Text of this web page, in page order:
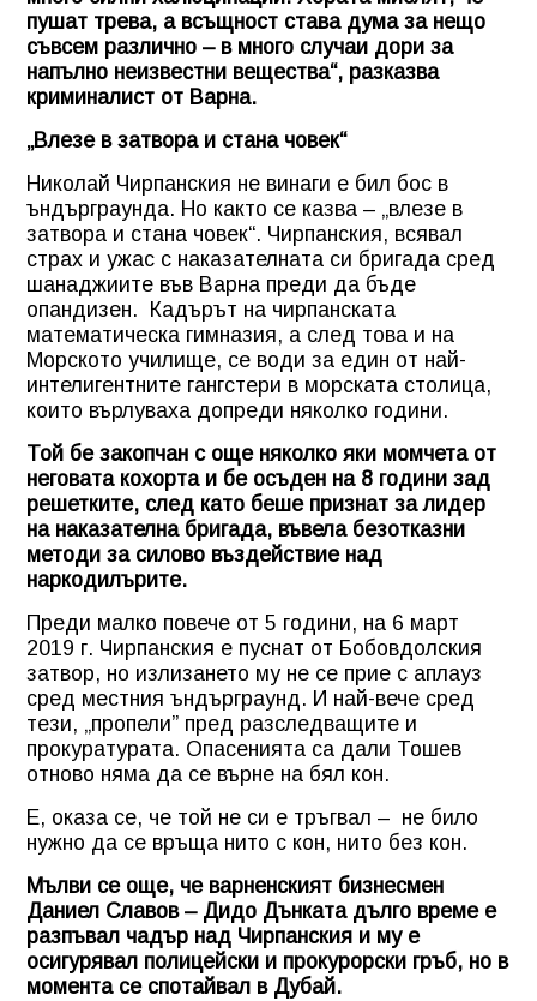
пушат трева, а всъщност става дума за нещо
съвсем различно – в много случаи дори за
напълно неизвестни вещества“, разказва
криминалист от Варна.
„Влезе в затвора и стана човек“
Николай Чирпанския не винаги е бил бос в
ъндърграунда. Но както се казва – „влезе в
затвора и стана човек“. Чирпанския, всявал
страх и ужас с наказателната си бригада сред
шанаджиите във Варна преди да бъде
опандизен. Кадърът на чирпанската
математическа гимназия, а след това и на
Морското училище, се води за един от най-
интелигентните гангстери в морската столица,
които върлуваха допреди няколко години.
Той бе закопчан с още няколко яки момчета от
неговата кохорта и бе осъден на 8 години зад
решетките, след като беше признат за лидер
на наказателна бригада, въвела безотказни
методи за силово въздействие над
наркодилърите.
Преди малко повече от 5 години, на 6 март
2019 г. Чирпанския е пуснат от Бобовдолския
затвор, но излизането му не се прие с аплауз
сред местния ъндърграунд. И най-вече сред
тези, „пропели” пред разследващите и
прокуратурата. Опасенията са дали Тошев
отново няма да се върне на бял кон.
Е, оказа се, че той не си е тръгвал – не било
нужно да се връща нито с кон, нито без кон.
Мълви се още, че варненският бизнесмен
Даниел Славов – Дидо Дънката дълго време е
разпъвал чадър над Чирпанския и му е
осигурявал полицейски и прокурорски гръб, но в
момента се спотайвал в Дубай.